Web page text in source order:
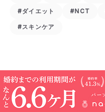
#ダイエット #NCT
#スキンケア